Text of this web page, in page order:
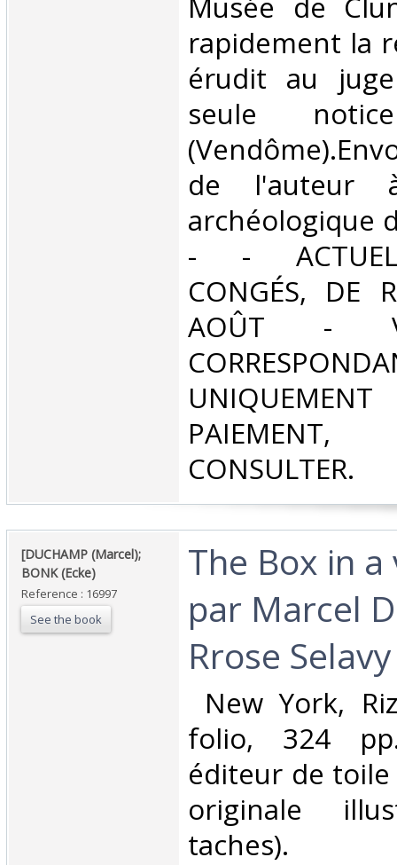
rapidement la
érudit au
seule
de l'auteur
archéologique
- -
CONGÉS, DE
AOÛT -
CONSULTER.‎
‎[DUCHAMP (Marcel);
BONK (Ecke)‎
Reference : 16997
See the book
‎The Box in
par Marcel
Rrose Selavy‎
New York,
folio, 324
éditeur de
originale
taches). ‎